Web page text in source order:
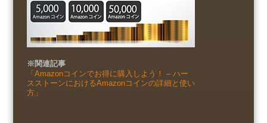
※関連記事
「Amazonコインでお得に購入しよう！ – ハー
スストーンにおけるAmazonコインの詳細と使い
方」